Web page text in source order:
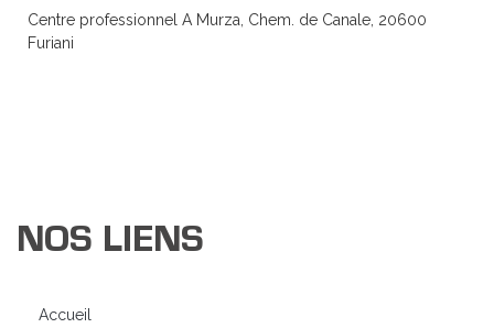
Centre professionnel A Murza, Chem. de Canale, 20600
Furiani
NOS LIENS
Accueil